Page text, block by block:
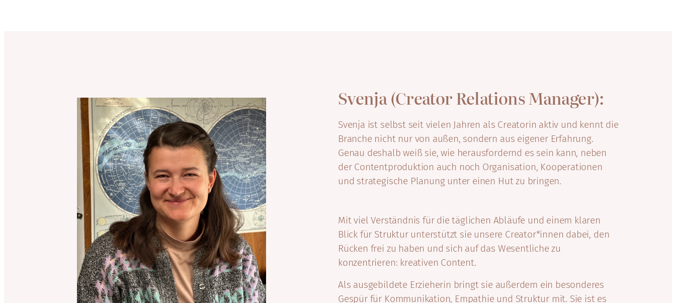
Svenja (Creator Relations Manager):
Svenja ist selbst seit vielen Jahren als Creatorin aktiv und kennt die
Branche nicht nur von außen, sondern aus eigener Erfahrung.
Genau deshalb weiß sie, wie herausfordernd es sein kann, neben
der Contentproduktion auch noch Organisation, Kooperationen
und strategische Planung unter einen Hut zu bringen.
Mit viel Verständnis für die täglichen Abläufe und einem klaren
Blick für Struktur unterstützt sie unsere Creator*innen dabei, den
Rücken frei zu haben und sich auf das Wesentliche zu
konzentrieren: kreativen Content.
Als ausgebildete Erzieherin bringt sie außerdem ein besonderes
Gespür für Kommunikation, Empathie und Struktur mit. Sie ist es